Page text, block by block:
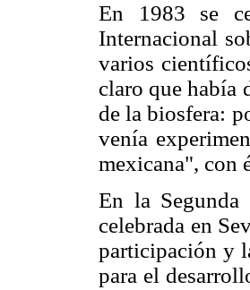
En 1983 se
Internacional
varios
claro que había
de la biosfera:
venía
mexicana", con
En la Segunda
celebrada en
participación y
para el